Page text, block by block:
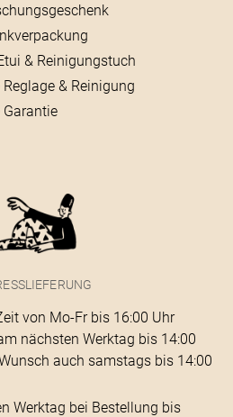
& Reinigungstuch
& Reinigung
Garantie
von Mo-Fr bis 16:00 Uhr
nächsten Werktag bis 14:00
auch samstags bis 14:00
Werktag bei Bestellung bis